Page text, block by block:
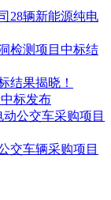
有限公司
票系统设备集成
的设计、系统集
包装、供货、运
、试验、系统调
营、竣工验收、
28辆新能源纯电
检测项目中标结
结果揭晓！
标发布
公交车采购项目
交车辆采购项目